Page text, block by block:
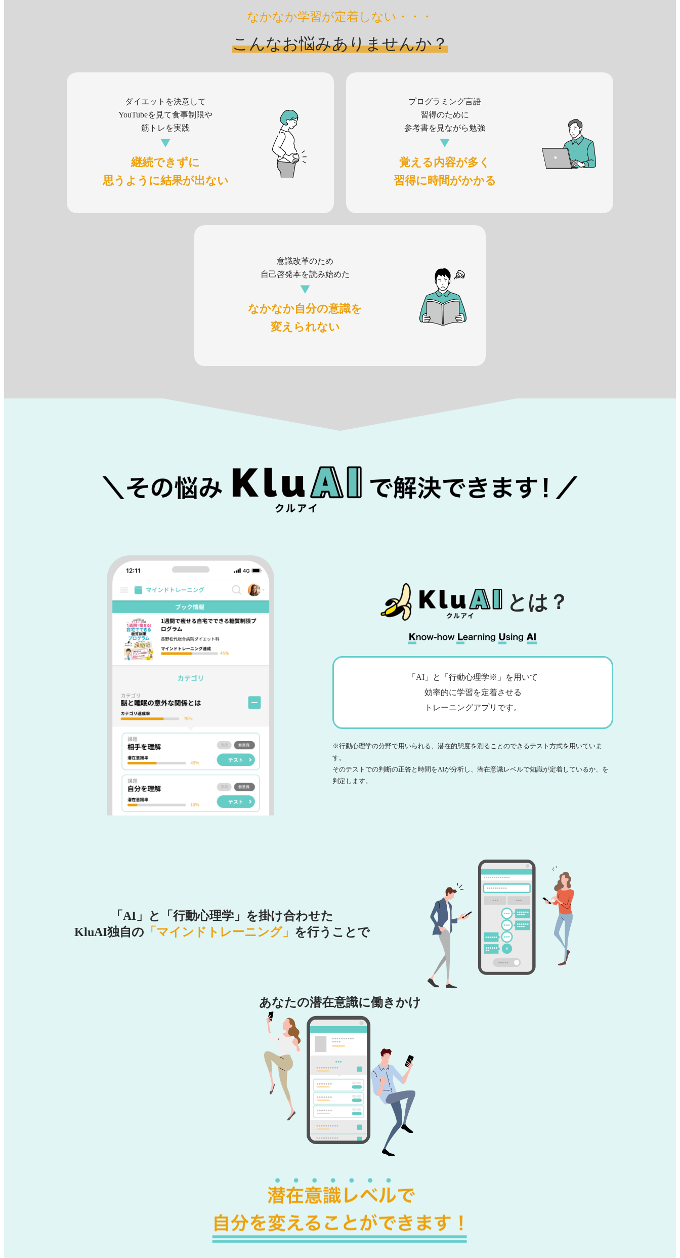
なかなか学習が定着しない・・・
こんなお悩みありませんか？
ダイエットを決意して
YouTubeを見て食事制限や
筋トレを実践
継続できずに
思うように結果が出ない
プログラミング言語
習得のために
参考書を見ながら勉強
覚える内容が多く
習得に時間がかかる
意識改革のため
自己啓発本を読み始めた
なかなか自分の意識を
変えられない
とは？
「AI」と「行動心理学※」を用いて
効率的に学習を定着させる
トレーニングアプリです。
※行動心理学の分野で用いられる、潜在的態度を測ることのできるテスト方式を用いていま
す。
そのテストでの判断の正答と時間をAIが分析し、潜在意識レベルで知識が定着しているか、を
判定します。
「AI」と「行動心理学」を掛け合わせた
KluAI独自の 「マインドトレーニング」 を行うことで
あなたの潜在意識に働きかけ